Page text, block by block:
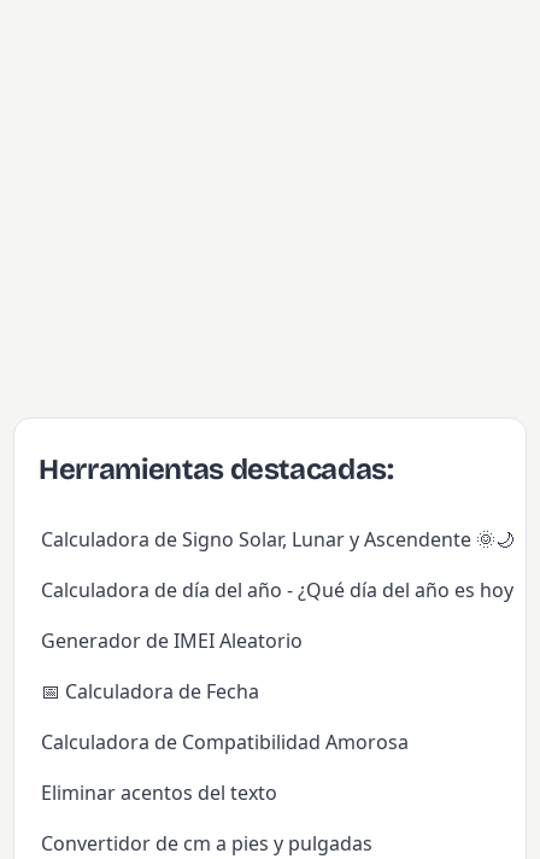
Herramientas destacadas:
Calculadora de Signo Solar, Lunar y Ascendente 🌞🌙✨
Calculadora de día del año - ¿Qué día del año es hoy?
Generador de IMEI Aleatorio
📅 Calculadora de Fecha
Calculadora de Compatibilidad Amorosa
Eliminar acentos del texto
Convertidor de cm a pies y pulgadas